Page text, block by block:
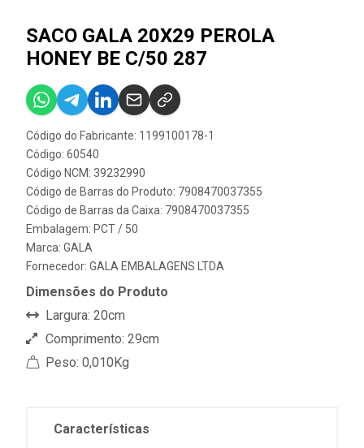
SACO GALA 20X29 PEROLA
HONEY BE C/50 287
Código do Fabricante: 1199100178-1
Código: 60540
Código NCM: 39232990
Código de Barras do Produto: 7908470037355
Código de Barras da Caixa: 7908470037355
Embalagem: PCT / 50
Marca: GALA
Fornecedor: GALA EMBALAGENS LTDA
Dimensões do Produto
Largura: 20cm
Comprimento: 29cm
Peso: 0,010Kg
Características